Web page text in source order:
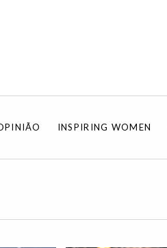
INSPIRING WOMEN